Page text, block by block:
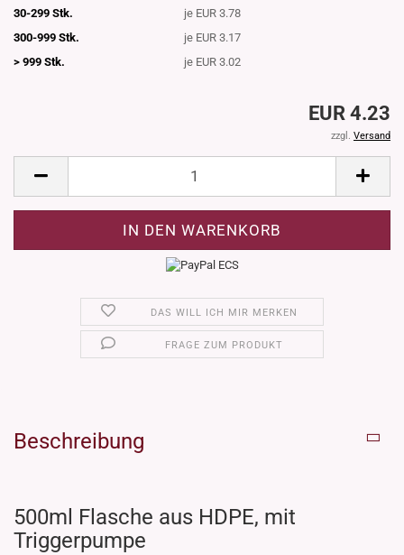
30-299 Stk.
je EUR 3.78
300-999 Stk.
je EUR 3.17
> 999 Stk.
je EUR 3.02
EUR 4.23
zzgl. Versand
DAS WILL ICH MIR MERKEN
FRAGE ZUM PRODUKT
Beschreibung
500ml Flasche aus HDPE, mit
Triggerpumpe